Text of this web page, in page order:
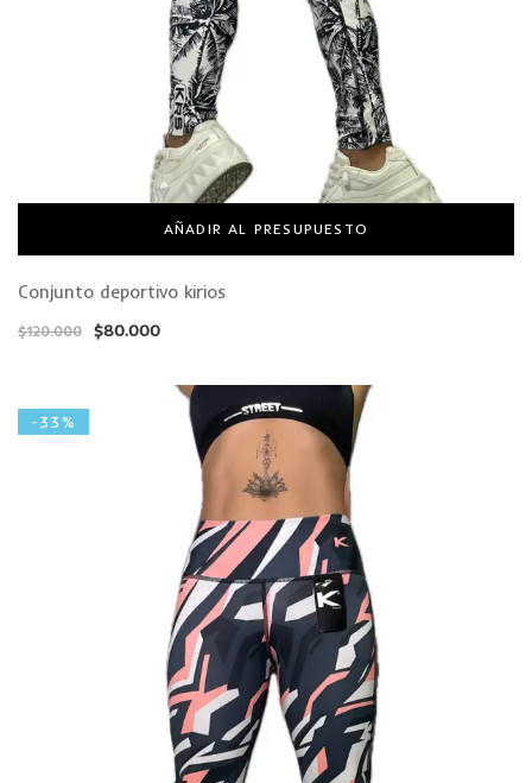
AÑADIR AL PRESUPUESTO
Conjunto deportivo kirios
$120.000 $80.000
-33%